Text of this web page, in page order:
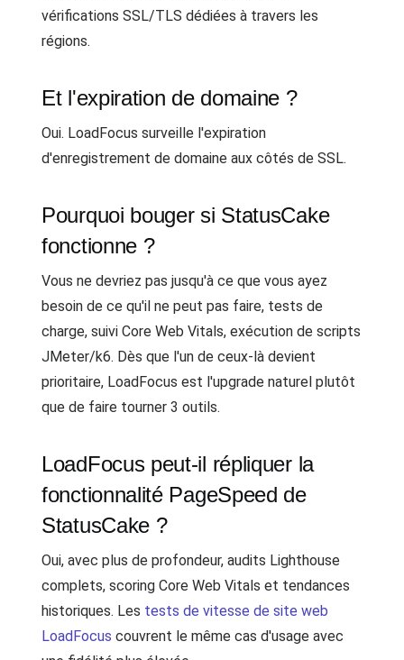
vérifications SSL/TLS dédiées à travers les
régions.
Et l'expiration de domaine ?
Oui. LoadFocus surveille l'expiration
d'enregistrement de domaine aux côtés de SSL.
Pourquoi bouger si StatusCake
fonctionne ?
Vous ne devriez pas jusqu'à ce que vous ayez
besoin de ce qu'il ne peut pas faire, tests de
charge, suivi Core Web Vitals, exécution de scripts
JMeter/k6. Dès que l'un de ceux-là devient
prioritaire, LoadFocus est l'upgrade naturel plutôt
que de faire tourner 3 outils.
LoadFocus peut-il répliquer la
fonctionnalité PageSpeed de
StatusCake ?
Oui, avec plus de profondeur, audits Lighthouse
complets, scoring Core Web Vitals et tendances
historiques. Les tests de vitesse de site web
LoadFocus couvrent le même cas d'usage avec